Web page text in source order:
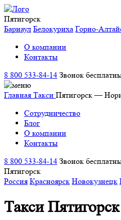
Пятигорск
Барнаул Белокуриха Горно-
О компании
Контакты
8 800 533-84-14 Звонок
Главная Такси Пятигорск —
Сотрудничество
Блог
О компании
Контакты
8 800 533-84-14 Звонок
Пятигорск
Россия Красноярск Новокузнецк
Такси